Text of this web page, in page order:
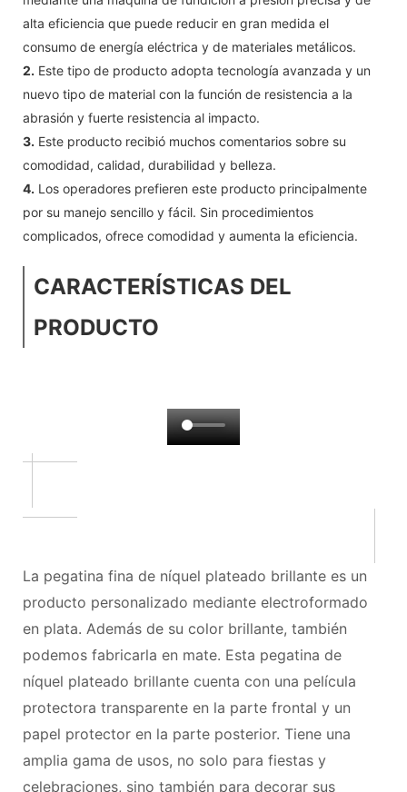
alta eficiencia que puede reducir en gran medida el
consumo de energía eléctrica y de materiales metálicos.
2. Este tipo de producto adopta tecnología avanzada y un
nuevo tipo de material con la función de resistencia a la
abrasión y fuerte resistencia al impacto.
3. Este producto recibió muchos comentarios sobre su
comodidad, calidad, durabilidad y belleza.
4. Los operadores prefieren este producto principalmente
por su manejo sencillo y fácil. Sin procedimientos
complicados, ofrece comodidad y aumenta la eficiencia.
CARACTERÍSTICAS DEL
PRODUCTO
La pegatina fina de níquel plateado brillante es un
producto personalizado mediante electroformado
en plata. Además de su color brillante, también
podemos fabricarla en mate. Esta pegatina de
níquel plateado brillante cuenta con una película
protectora transparente en la parte frontal y un
papel protector en la parte posterior. Tiene una
amplia gama de usos, no solo para fiestas y
celebraciones, sino también para decorar sus